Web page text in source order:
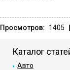
Просмотров: 1405
Каталог
Авто